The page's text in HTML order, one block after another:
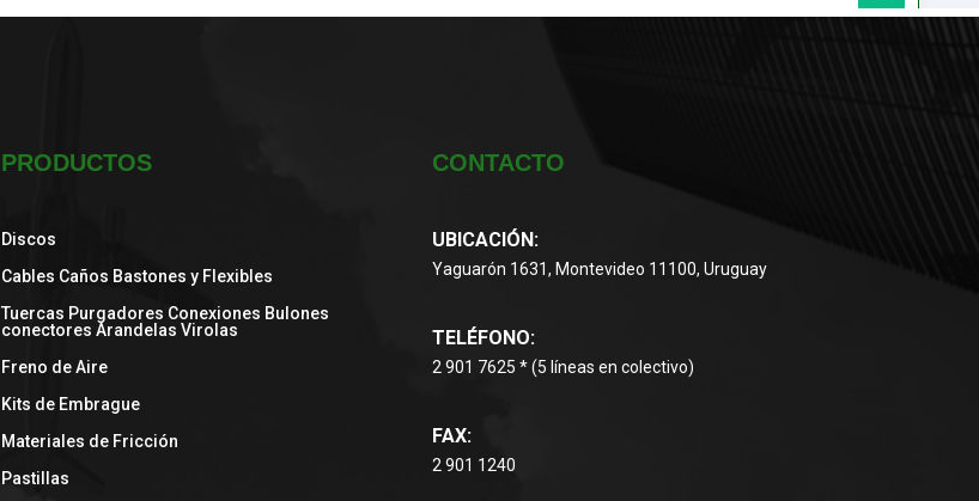
PRODUCTOS
Discos
Cables Caños Bastones y Flexibles
Tuercas Purgadores Conexiones Bulones
conectores Arandelas Virolas
Freno de Aire
Kits de Embrague
Materiales de Fricción
Pastillas
CONTACTO
UBICACIÓN:
Yaguarón 1631, Montevideo 11100, Uruguay
TELÉFONO:
2 901 7625 * (5 líneas en colectivo)
FAX:
2 901 1240